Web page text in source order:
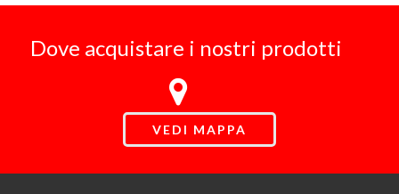
Dove acquistare i nostri prodotti
VEDI MAPPA